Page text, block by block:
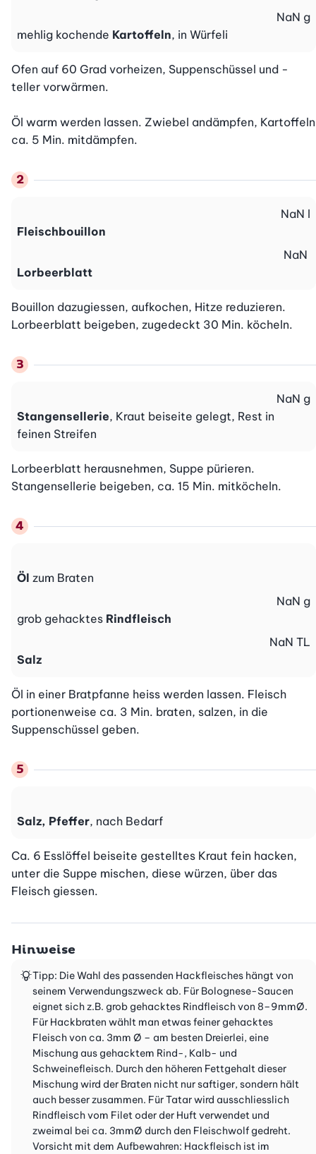
mehlig kochende Kartoffeln, in Würfeli
NaN g
Ofen auf 60 Grad vorheizen, Suppenschüssel und -
teller vorwärmen.
Öl warm werden lassen. Zwiebel andämpfen, Kartoffeln
ca. 5 Min. mitdämpfen.
Fleischbouillon
NaN l
Lorbeerblatt
NaN
Bouillon dazugiessen, aufkochen, Hitze reduzieren.
Lorbeerblatt beigeben, zugedeckt 30 Min. köcheln.
Stangensellerie, Kraut beiseite gelegt, Rest in
feinen Streifen
NaN g
Lorbeerblatt herausnehmen, Suppe pürieren.
Stangensellerie beigeben, ca. 15 Min. mitköcheln.
Öl zum Braten
grob gehacktes Rindfleisch
NaN g
Salz
NaN TL
Öl in einer Bratpfanne heiss werden lassen. Fleisch
portionenweise ca. 3 Min. braten, salzen, in die
Suppenschüssel geben.
Salz, Pfeffer, nach Bedarf
Ca. 6 Esslöffel beiseite gestelltes Kraut fein hacken,
unter die Suppe mischen, diese würzen, über das
Fleisch giessen.
Hinweise
Tipp: Die Wahl des passenden Hackfleisches hängt von
seinem Verwendungszweck ab. Für Bolognese-Saucen
eignet sich z.B. grob gehacktes Rindfleisch von 8–9mmØ.
Für Hackbraten wählt man etwas feiner gehacktes
Fleisch von ca. 3mm Ø – am besten Dreierlei, eine
Mischung aus gehacktem Rind-, Kalb- und
Schweinefleisch. Durch den höheren Fettgehalt dieser
Mischung wird der Braten nicht nur saftiger, sondern hält
auch besser zusammen. Für Tatar wird ausschliesslich
Rindfleisch vom Filet oder der Huft verwendet und
zweimal bei ca. 3mmØ durch den Fleischwolf gedreht.
Vorsicht mit dem Aufbewahren: Hackfleisch ist im